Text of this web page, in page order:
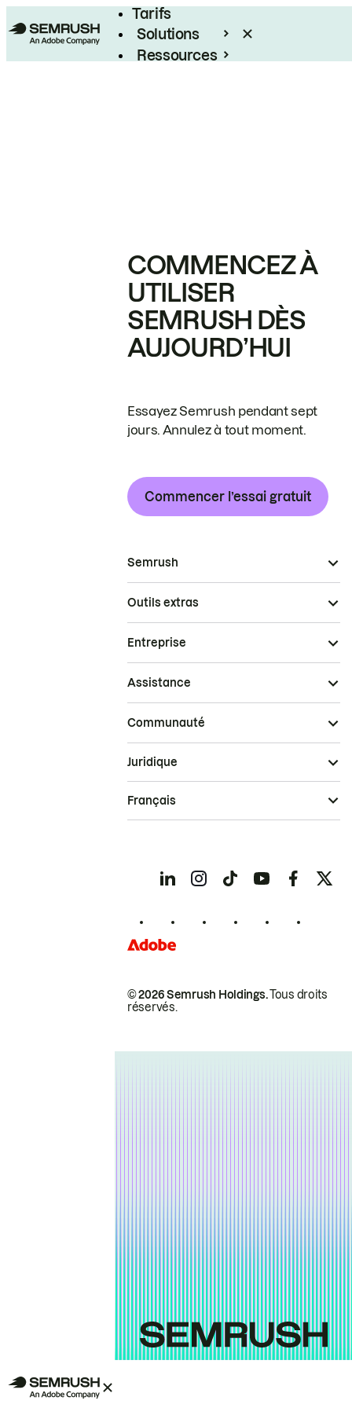
Tarifs
Solutions
Ressources
COMMENCEZ À
UTILISER
SEMRUSH DÈS
AUJOURD’HUI
Essayez Semrush pendant sept
jours. Annulez à tout moment.
Commencer l’essai gratuit
Semrush
Outils extras
Entreprise
Assistance
Communauté
© 2026 Semrush Holdings.Tous droits
réservés.
Juridique
Français